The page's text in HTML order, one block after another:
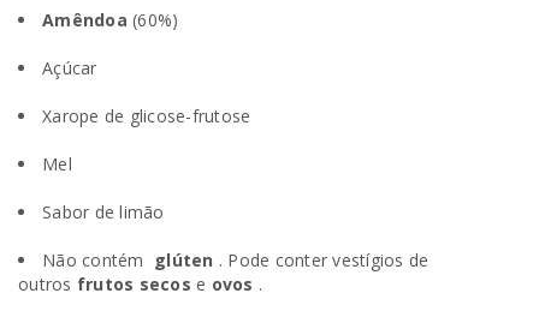
Amêndoa (60%)
Açúcar
Xarope de glicose-frutose
Mel
Sabor de limão
Não contém glúten . Pode conter vestígios de
outros frutos secos e ovos .